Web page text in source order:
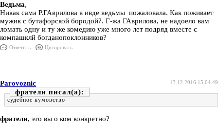
Ведьма,
Никак сама Р.ГАврилова в ивде ведьмы пожаловала. Как поживает
мужик с бутафорской бородой?. Г-жа ГАврилова, не надоело вам
ломать одну и ту же комедию уже много лет подряд вместе с
компашклй богданопоклонников?
Ответить Цитировать
13.12.2016 15:04:49
Parovoznic
фратели
судебное кумовство
фратели, это вы о ком конкретно?